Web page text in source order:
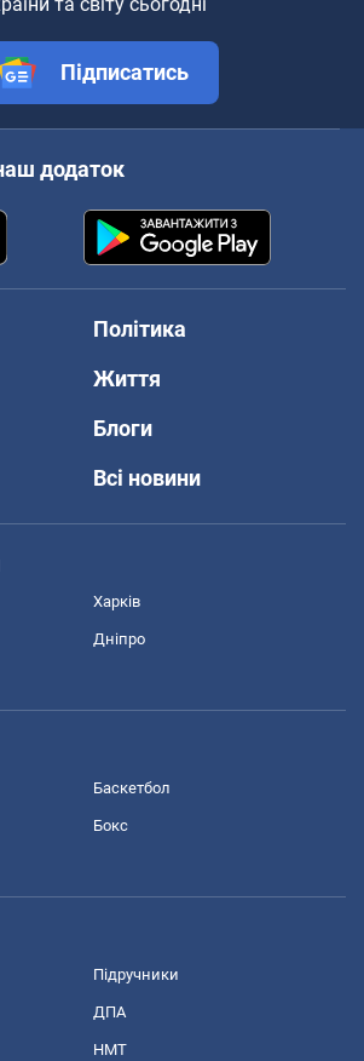
Підписатись
додаток
Політика
Життя
Блоги
Всі новини
Харків
Дніпро
Баскетбол
Бокс
Підручники
ДПА
НМТ